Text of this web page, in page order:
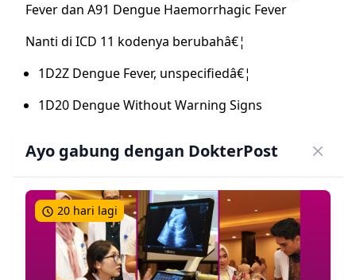
Fever dan A91 Dengue Haemorrhagic Fever
Nanti di ICD 11 kodenya berubahâ€¦
1D2Z Dengue Fever, unspecifiedâ€¦
1D20 Dengue Without Warning Signs
Sekilas kalau kamu perhatikan, koding dengue ini
lebih mirip klasifikasi diagnosis Dengue menurut
WHO 2009 ya dokâ€¦
Kalau ICD 10 lebih dekat ke Guideline Dengue
Ayo gabung dengan DokterPost
20 hari lagi